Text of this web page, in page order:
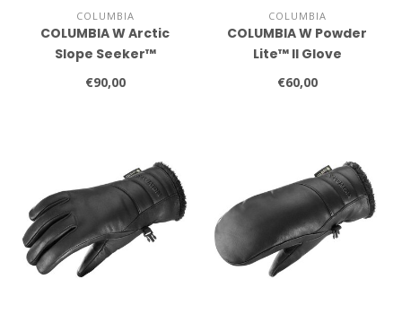
COLUMBIA
COLUMBIA W Arctic
Slope Seeker™
€90,00
COLUMBIA
COLUMBIA W Powder
Lite™ II Glove
€60,00